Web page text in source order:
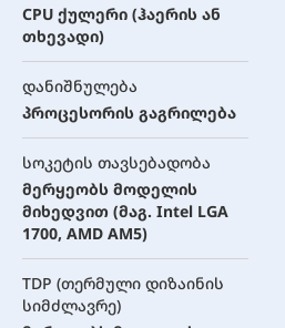
CPU ქულერი (ჰაერის ან
თხევადი)
დანიშნულება
პროცესორის გაგრილება
სოკეტის თავსებადობა
მერყეობს მოდელის
მიხედვით (მაგ. Intel LGA
1700, AMD AM5)
TDP (თერმული დიზაინის
სიმძლავრე)